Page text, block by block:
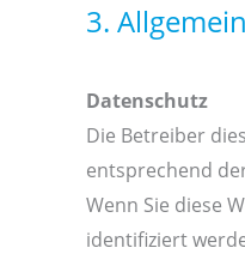
3.
Datenschutz
Die Betreiber
entsprechend
Wenn Sie diese
identifiziert